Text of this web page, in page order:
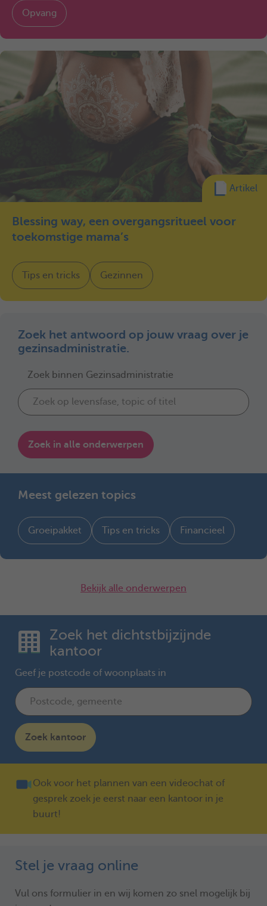
Opvang
Artikel
Blessing way, een overgangsritueel voor
toekomstige mama’s
Tips en tricks Gezinnen
Zoek het antwoord op jouw vraag over je
gezinsadministratie.
Zoek binnen Gezinsadministratie
Zoek in alle onderwerpen
Meest gelezen topics
Groeipakket Tips en tricks Financieel
Bekijk alle onderwerpen
Zoek het dichtstbijzijnde
kantoor
Geef je postcode of woonplaats in
Zoek kantoor
Ook voor het plannen van een videochat of
gesprek zoek je eerst naar een kantoor in je
buurt!
Stel je vraag online
Vul ons formulier in en wij komen zo snel mogelijk bij